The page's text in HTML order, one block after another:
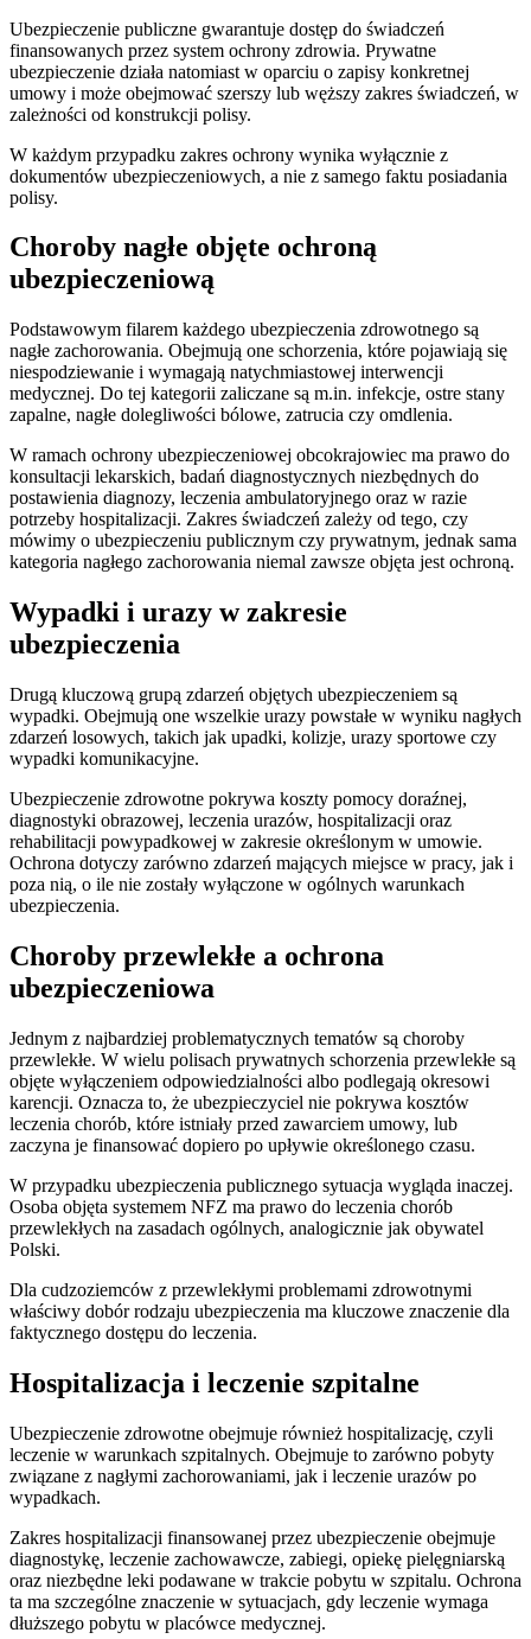
Ubezpieczenie publiczne gwarantuje dostęp do świadczeń
finansowanych przez system ochrony zdrowia. Prywatne
ubezpieczenie działa natomiast w oparciu o zapisy konkretnej
umowy i może obejmować szerszy lub węższy zakres świadczeń, w
zależności od konstrukcji polisy.
W każdym przypadku zakres ochrony wynika wyłącznie z
dokumentów ubezpieczeniowych, a nie z samego faktu posiadania
polisy.
Choroby nagłe objęte ochroną
ubezpieczeniową
Podstawowym filarem każdego ubezpieczenia zdrowotnego są
nagłe zachorowania. Obejmują one schorzenia, które pojawiają się
niespodziewanie i wymagają natychmiastowej interwencji
medycznej. Do tej kategorii zaliczane są m.in. infekcje, ostre stany
zapalne, nagłe dolegliwości bólowe, zatrucia czy omdlenia.
W ramach ochrony ubezpieczeniowej obcokrajowiec ma prawo do
konsultacji lekarskich, badań diagnostycznych niezbędnych do
postawienia diagnozy, leczenia ambulatoryjnego oraz w razie
potrzeby hospitalizacji. Zakres świadczeń zależy od tego, czy
mówimy o ubezpieczeniu publicznym czy prywatnym, jednak sama
kategoria nagłego zachorowania niemal zawsze objęta jest ochroną.
Wypadki i urazy w zakresie
ubezpieczenia
Drugą kluczową grupą zdarzeń objętych ubezpieczeniem są
wypadki. Obejmują one wszelkie urazy powstałe w wyniku nagłych
zdarzeń losowych, takich jak upadki, kolizje, urazy sportowe czy
wypadki komunikacyjne.
Ubezpieczenie zdrowotne pokrywa koszty pomocy doraźnej,
diagnostyki obrazowej, leczenia urazów, hospitalizacji oraz
rehabilitacji powypadkowej w zakresie określonym w umowie.
Ochrona dotyczy zarówno zdarzeń mających miejsce w pracy, jak i
poza nią, o ile nie zostały wyłączone w ogólnych warunkach
ubezpieczenia.
Choroby przewlekłe a ochrona
ubezpieczeniowa
Jednym z najbardziej problematycznych tematów są choroby
przewlekłe. W wielu polisach prywatnych schorzenia przewlekłe są
objęte wyłączeniem odpowiedzialności albo podlegają okresowi
karencji. Oznacza to, że ubezpieczyciel nie pokrywa kosztów
leczenia chorób, które istniały przed zawarciem umowy, lub
zaczyna je finansować dopiero po upływie określonego czasu.
W przypadku ubezpieczenia publicznego sytuacja wygląda inaczej.
Osoba objęta systemem NFZ ma prawo do leczenia chorób
przewlekłych na zasadach ogólnych, analogicznie jak obywatel
Polski.
Dla cudzoziemców z przewlekłymi problemami zdrowotnymi
właściwy dobór rodzaju ubezpieczenia ma kluczowe znaczenie dla
faktycznego dostępu do leczenia.
Hospitalizacja i leczenie szpitalne
Ubezpieczenie zdrowotne obejmuje również hospitalizację, czyli
leczenie w warunkach szpitalnych. Obejmuje to zarówno pobyty
związane z nagłymi zachorowaniami, jak i leczenie urazów po
wypadkach.
Zakres hospitalizacji finansowanej przez ubezpieczenie obejmuje
diagnostykę, leczenie zachowawcze, zabiegi, opiekę pielęgniarską
oraz niezbędne leki podawane w trakcie pobytu w szpitalu. Ochrona
ta ma szczególne znaczenie w sytuacjach, gdy leczenie wymaga
dłuższego pobytu w placówce medycznej.